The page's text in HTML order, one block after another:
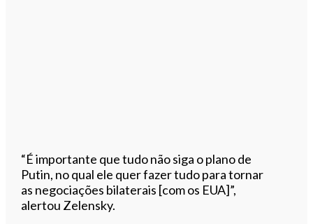
“É importante que tudo não siga o plano de
Putin, no qual ele quer fazer tudo para tornar
as negociações bilaterais [com os EUA]”,
alertou Zelensky.